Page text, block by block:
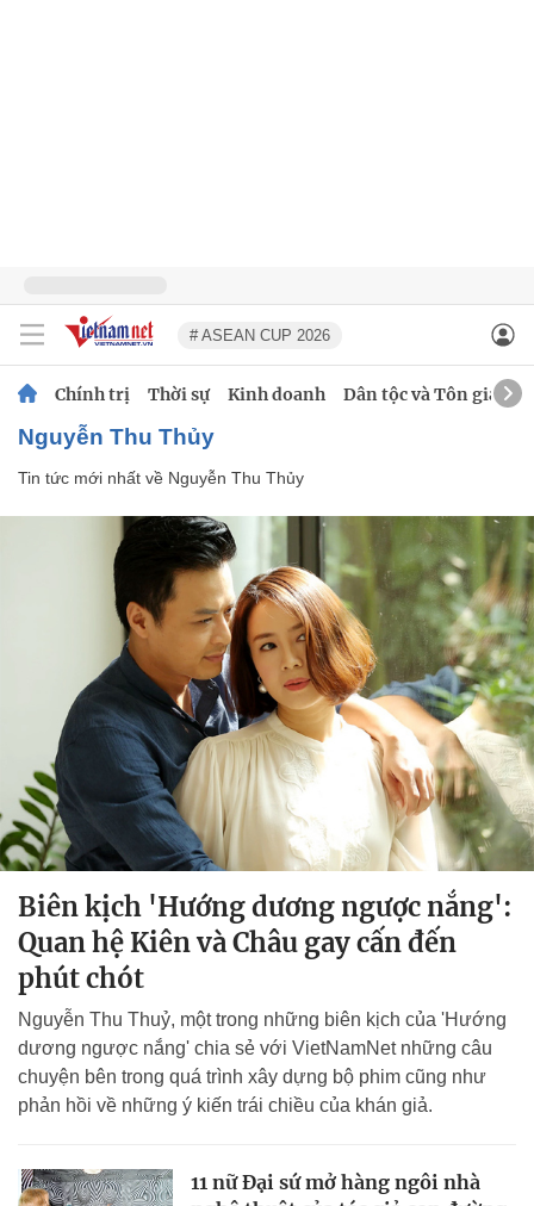
# ASEAN CUP 2026
Chính trị Thời sự Kinh doanh Dân tộc và Tôn giáo
Nguyễn Thu Thủy
Tin tức mới nhất về Nguyễn Thu Thủy
Biên kịch 'Hướng dương ngược nắng':
Quan hệ Kiên và Châu gay cấn đến
phút chót
Nguyễn Thu Thuỷ, một trong những biên kịch của 'Hướng
dương ngược nắng' chia sẻ với VietNamNet những câu
chuyện bên trong quá trình xây dựng bộ phim cũng như
phản hồi về những ý kiến trái chiều của khán giả.
11 nữ Đại sứ mở hàng ngôi nhà